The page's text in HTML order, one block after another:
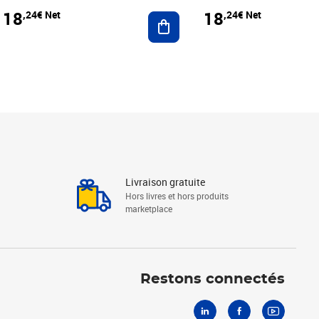
au panier
18,24€ Net Ajouter au panier
18,24€ Net
Livraison gratuite
Hors livres et hors produits
marketplace
Restons connectés